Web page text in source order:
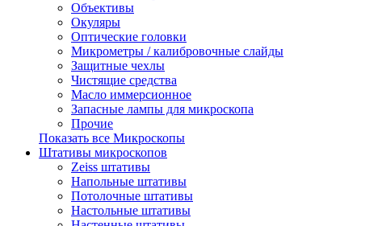
Объективы
Окуляры
Оптические головки
Микрометры / калибровочные слайды
Защитные чехлы
Чистящие средства
Масло иммерсионное
Запасные лампы для микроскопа
Прочие
Показать все Микроскопы
Штативы микроскопов
Zeiss штативы
Напольные штативы
Потолочные штативы
Настольные штативы